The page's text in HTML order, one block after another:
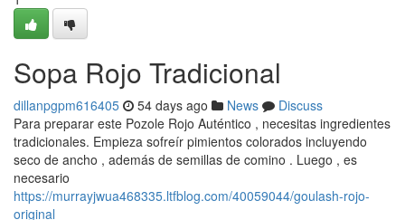
Sopa Rojo Tradicional
dillanpgpm616405 54 days ago News
Discuss
Para preparar este Pozole Rojo Auténtico , necesitas ingredientes
tradicionales. Empieza sofreír pimientos colorados incluyendo
seco de ancho , además de semillas de comino . Luego , es
necesario
https://murrayjwua468335.ltfblog.com/40059044/goulash-rojo-
original